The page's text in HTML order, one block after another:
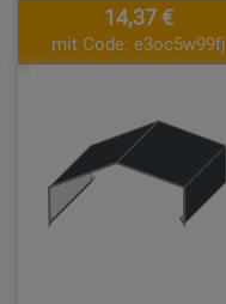
14,37 €
mit Code: e3oc5w99fj